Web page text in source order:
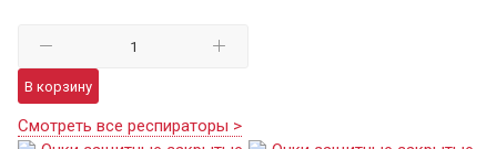
В корзину
Смотреть все респираторы >